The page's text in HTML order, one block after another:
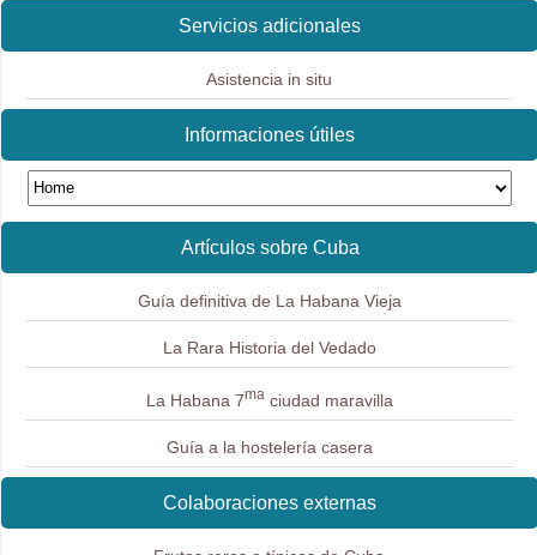
Servicios adicionales
Asistencia in situ
Informaciones útiles
Artículos sobre Cuba
Guía definitiva de La Habana Vieja
La Rara Historia del Vedado
La Habana 7maciudad maravilla
Guía a la hostelería casera
Colaboraciones externas